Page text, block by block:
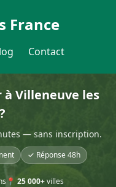
France
Contact
Villeneuve les
— sans inscription.
✓ Réponse 48h
📍 25 000+villes